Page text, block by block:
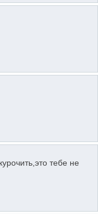
тебе не